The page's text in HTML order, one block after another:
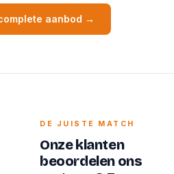
aanbod →
DE JUISTE MATCH
Onze klanten
beoordelen ons